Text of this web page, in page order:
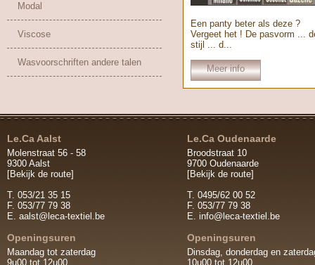
Modal
Viscose
Wasvoorschriften andere talen
Een panty beter als deze ?
Vergeet het ! De pasvorm ...
stijl ... d...
Meer info
Le.Ca Aalst
Molenstraat 56 - 58
9300 Aalst
[Bekijk de route]
T. 053/21 35 15
F. 053/77 79 38
E. aalst@leca-textiel.be
Openingsuren
Maandag tot zaterdag
9u00 tot 12u00
Le.Ca Oudenaarde
Broodstraat 10
9700 Oudenaarde
[Bekijk de route]
T. 0495/62 00 52
F. 053/77 79 38
E. info@leca-textiel.be
Openingsuren
Dinsdag, donderdag en
10u00 tot 12u00